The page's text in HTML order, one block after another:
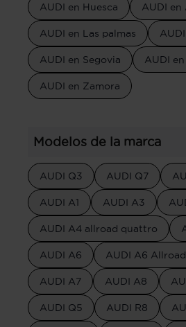
AUDI en Huesca AUDI en
AUDI en Las palmas
AUDI en Segovia AUDI
AUDI en Zamora
Modelos de la marca
AUDI Q3 AUDI Q7
AUDI A1 AUDI A3
AUDI A4 allroad quattro
AUDI A6 AUDI A6
AUDI A7 AUDI A8
AUDI Q5 AUDI R8